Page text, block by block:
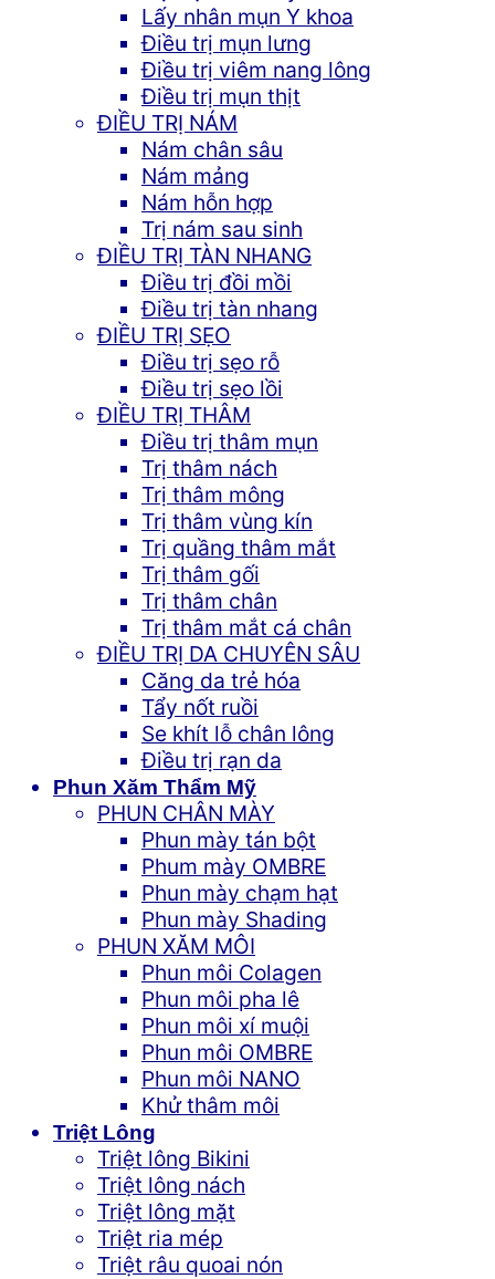
Lấy nhân mụn Y khoa
Điều trị mụn lưng
Điều trị viêm nang lông
Điều trị mụn thịt
ĐIỀU TRỊ NÁM
Nám chân sâu
Nám mảng
Nám hỗn hợp
Trị nám sau sinh
ĐIỀU TRỊ TÀN NHANG
Điều trị đồi mồi
Điều trị tàn nhang
ĐIỀU TRỊ SẸO
Điều trị sẹo rỗ
Điều trị sẹo lồi
ĐIỀU TRỊ THÂM
Điều trị thâm mụn
Trị thâm nách
Trị thâm mông
Trị thâm vùng kín
Trị quầng thâm mắt
Trị thâm gối
Trị thâm chân
Trị thâm mắt cá chân
ĐIỀU TRỊ DA CHUYÊN SÂU
Căng da trẻ hóa
Tẩy nốt ruồi
Se khít lỗ chân lông
Điều trị rạn da
Phun Xăm Thẩm Mỹ
PHUN CHÂN MÀY
Phun mày tán bột
Phum mày OMBRE
Phun mày chạm hạt
Phun mày Shading
PHUN XĂM MÔI
Phun môi Colagen
Phun môi pha lê
Phun môi xí muội
Phun môi OMBRE
Phun môi NANO
Khử thâm môi
Triệt Lông
Triệt lông Bikini
Triệt lông nách
Triệt lông mặt
Triệt ria mép
Triệt râu quoai nón